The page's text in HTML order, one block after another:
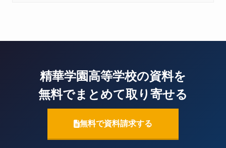
精華学園高等学校の資料を
無料でまとめて取り寄せる
無料で資料請求する